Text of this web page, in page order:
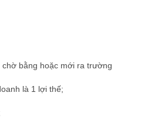
bằng hoặc mới ra trường
là 1 lợi thế;